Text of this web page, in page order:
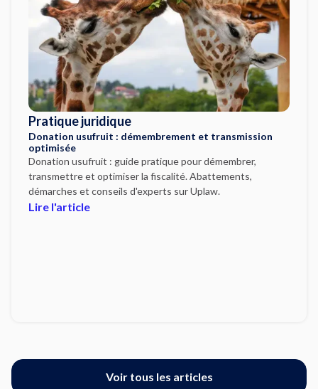
Pratique juridique
Donation usufruit : démembrement et transmission
optimisée
Donation usufruit : guide pratique pour démembrer,
transmettre et optimiser la fiscalité. Abattements,
démarches et conseils d'experts sur Uplaw.
Lire l'article
Voir tous les articles